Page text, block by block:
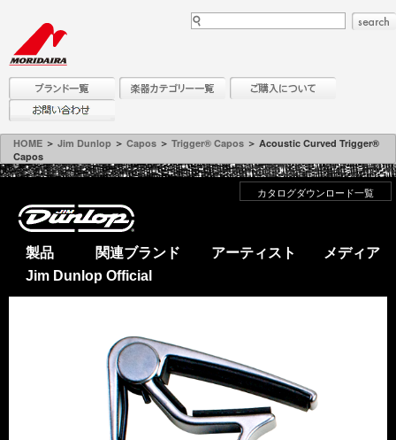
HOME ＞ Jim Dunlop ＞ Capos ＞ Trigger® Capos ＞ Acoustic Curved Trigger®
Capos
カタログダウンロード一覧
製品 関連ブランド アーティスト
メディア
Jim Dunlop Official